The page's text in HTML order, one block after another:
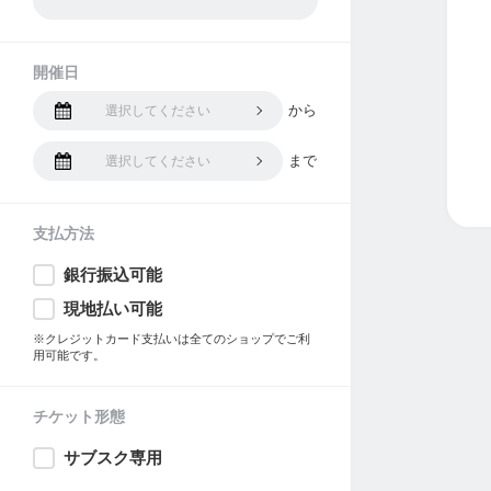
開催日
選択してください から
選択してください まで
支払方法
銀行振込可能
現地払い可能
※クレジットカード支払いは全てのショップでご利
用可能です。
チケット形態
サブスク専用